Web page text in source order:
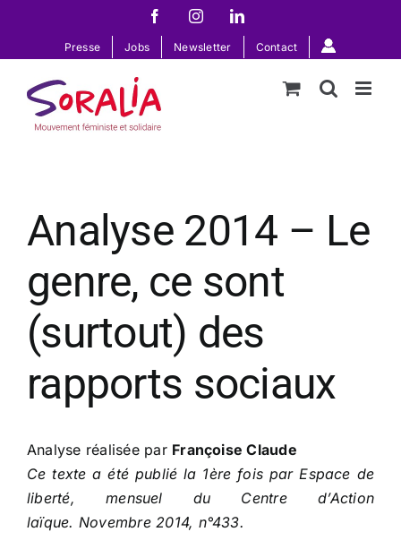
contenu
FacebookInstagramLinkedIn
Presse Jobs Newsletter Contact
Analyse 2014 – Le
genre, ce sont
(surtout) des
rapports sociaux
Analyse réalisée par Françoise Claude
Ce texte a été publié la 1ère fois par Espace de
liberté, mensuel du Centre d’Action
laïque. Novembre 2014, n°433.